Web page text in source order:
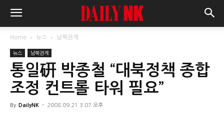
Home 뉴스 남북관계
뉴스 남북관계
통일硏 박종철 “대북정책 종합
조정 컨트롤 타워 필요”
By DailyNK - 2008.09.21 3:07 오후